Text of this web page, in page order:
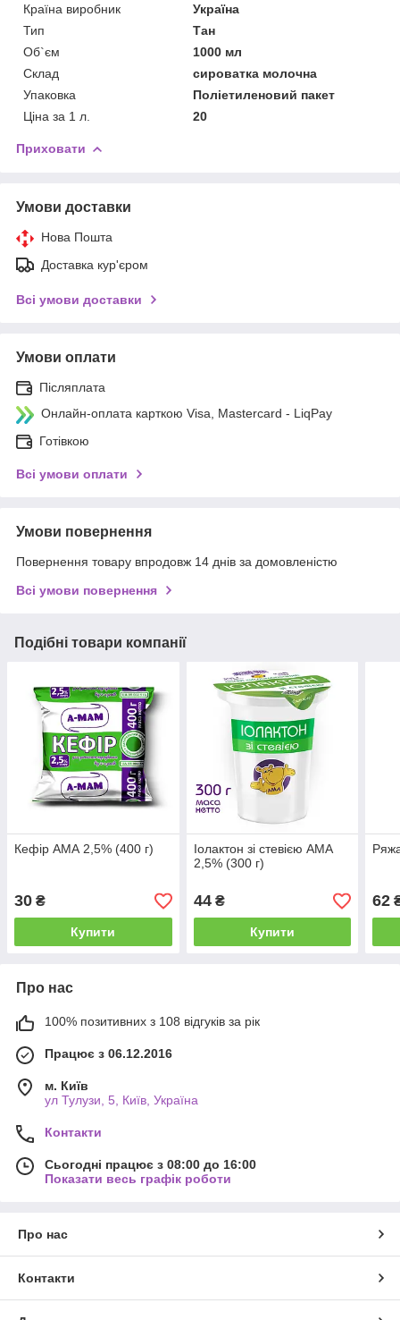
Країна виробник
Україна
Тип
Тан
Об`єм
1000 мл
Склад
сироватка молочна
Упаковка
Поліетиленовий пакет
Ціна за 1 л.
20
Приховати
Умови доставки
Нова Пошта
Доставка кур'єром
Всі умови доставки
Умови оплати
Післяплата
Онлайн-оплата карткою Visa, Mastercard - LiqPay
Готівкою
Всі умови оплати
Умови повернення
Повернення товару впродовж 14 днів за домовленістю
Всі умови повернення
Подібні товари компанії
Кефір АМА 2,5% (400 г)
30 ₴
Купити
Іолактон зі стевією АМА
2,5% (300 г)
44₴
Купити
62
Про нас
100% позитивних з 108 відгуків за рік
Працює з 06.12.2016
м. Київ
ул Тулузи, 5, Київ, Україна
Контакти
Сьогодні працює з 08:00 до 16:00
Показати весь графік роботи
Про нас
Контакти